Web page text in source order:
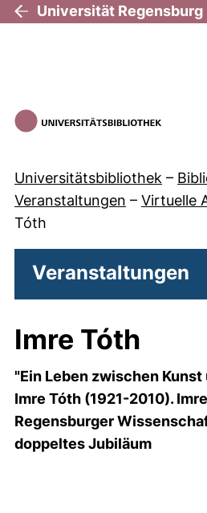
Universität Regensburg
Universitätsbibliothek –
Veranstaltungen – Virtuelle
Tóth
Veranstaltungen
Imre Tóth
"Ein Leben zwischen
Imre Tóth (1921-2010).
Regensburger
doppeltes Jubiläum